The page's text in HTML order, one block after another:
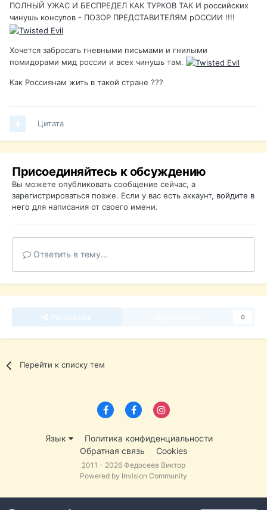
ПОЛНЫЙ УЖАС И БЕСПРЕДЕЛ КАК ТУРКОВ ТАК И российских
чинушь консулов - ПОЗОР ПРЕДСТАВИТЕЛЯМ рОССИИ !!!!
Хочется забросать гневными письмами и гнилыми
помидорами мид россии и всех чинушь там.
Как Россиянам жить в такой стране ???
Цитата
Присоединяйтесь к обсуждению
Вы можете опубликовать сообщение сейчас, а
зарегистрироваться позже. Если у вас есть аккаунт, войдите в
него для написания от своего имени.
Ответить в тему...
0
Перейти к списку тем
Язык
Политика конфиденциальности
Обратная связь
Cookies
2011 - 2026 Федосеев Виктор
Powered by Invision Community